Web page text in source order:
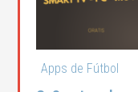
Apps de Fútbol